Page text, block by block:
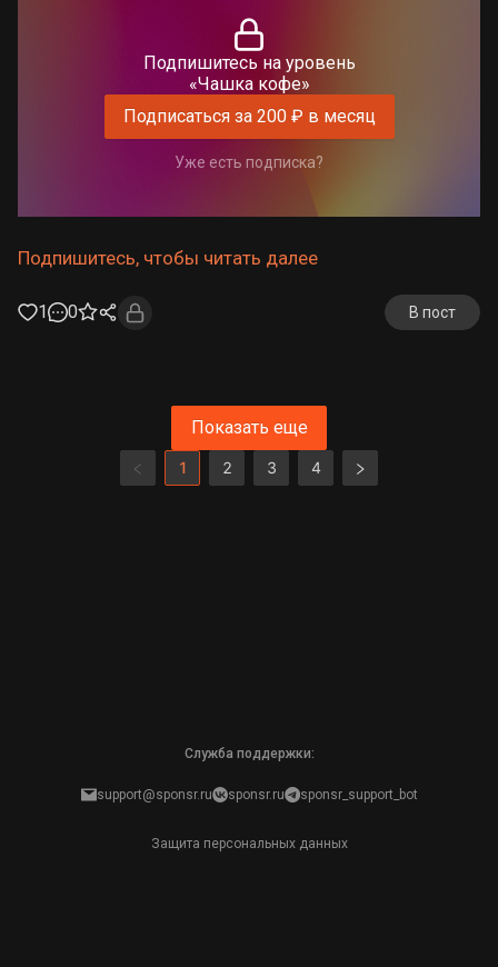
Подпишитесь на уровень
«Чашка кофе»
Подписаться за 200 ₽ в месяц
Уже есть подписка?
Подпишитесь, чтобы читать далее
1 0 В пост
Показать еще
1 2 3 4
Служба поддержки:
support@sponsr.ru sponsr.ru sponsr_support_bot
Защита персональных данных